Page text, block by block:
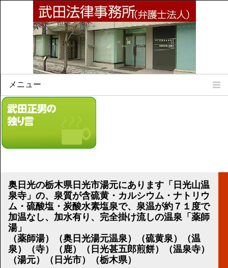
メニュー
Home
所属弁護士
法律相談案内
リンク集
顧問契約について
講演のご案内
気をつけたい法律のポイント
武田正男の独り言
奥日光の栃木県日光市湯元にあります「日光山温
泉寺」の、泉質が含硫黄・カルシウム・ナトリウ
ム・硫酸塩・炭酸水素塩泉で、泉温が約７１度で
加温なし、加水有り、完全掛け流しの温泉「薬師
湯」
（薬師湯）（奥日光湯元温泉）（硫黄泉）（温
泉）（寺）（鹿）（日光甚五郎煎餅）（温泉寺）
（湯元）（日光市）（栃木県）